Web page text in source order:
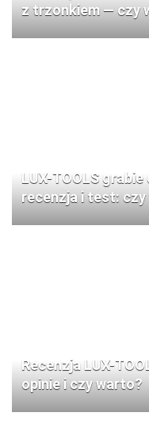
z trzonkiem — czy
LUX-TOOLS
recenzja i test:
Recenzja LUX-
opinie i czy warto?